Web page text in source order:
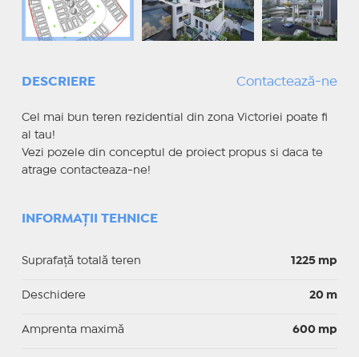
DESCRIERE Contactează-ne
Cel mai bun teren rezidential din zona Victoriei poate fi
al tau!
Vezi pozele din conceptul de proiect propus si daca te
atrage contacteaza-ne!
INFORMAȚII TEHNICE
Suprafață totală teren 1225 mp
Deschidere 20 m
Amprenta maximă 600 mp